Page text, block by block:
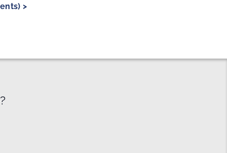
>